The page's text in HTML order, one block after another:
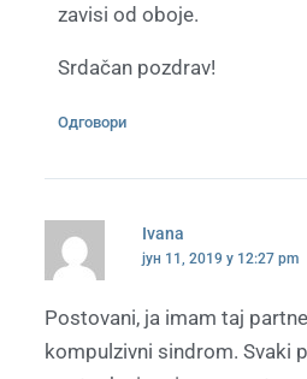
zavisi od oboje.
Srdačan pozdrav!
Одговори
Ivana
јун 11, 2019 у 12:27 pm
Postovani, ja imam taj
kompulzivni sindrom. Svaki